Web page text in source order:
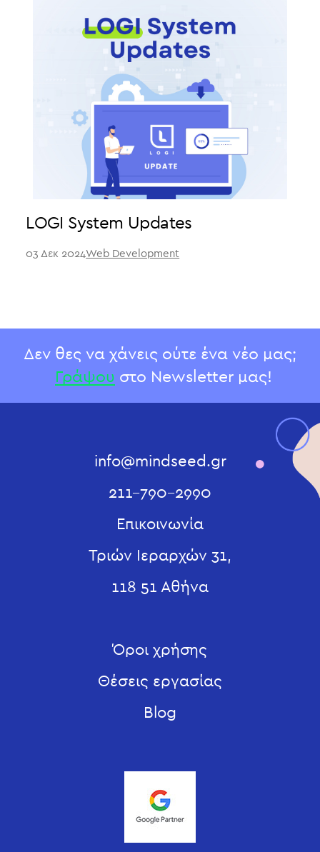
LOGI System Updates
03 Δεκ 2024Web Development
Δεν θες να χάνεις ούτε ένα νέο μας;
Γράψου στο Newsletter μας!
info@mindseed.gr
211-790-2990
Επικοινωνία
Τριών Ιεραρχών 31,
118 51 Αθήνα
Όροι χρήσης
Θέσεις εργασίας
Blog